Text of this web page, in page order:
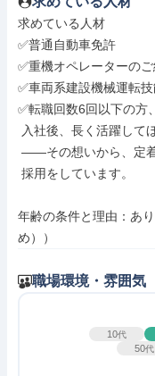
求めている人材
✅普通自動車免許
✅重機オペレーターの
✅車両系建設機械運転
✅転職回数6回以下の方
年齢の条件と理由：あ
め））
職場環境・雰囲気
10代
50代